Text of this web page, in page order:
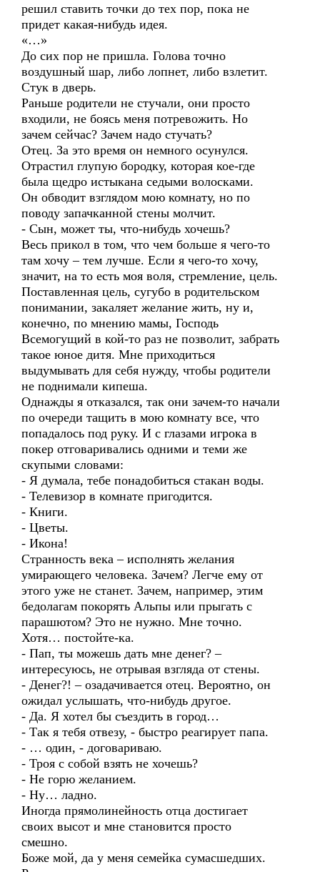
решил ставить точки до тех пор, пока не
придет какая-нибудь идея.
«…»
До сих пор не пришла. Голова точно
воздушный шар, либо лопнет, либо взлетит.
Стук в дверь.
Раньше родители не стучали, они просто
входили, не боясь меня потревожить. Но
зачем сейчас? Зачем надо стучать?
Отец. За это время он немного осунулся.
Отрастил глупую бородку, которая кое-где
была щедро истыкана седыми волосками.
Он обводит взглядом мою комнату, но по
поводу запачканной стены молчит.
- Сын, может ты, что-нибудь хочешь?
Весь прикол в том, что чем больше я чего-то
там хочу – тем лучше. Если я чего-то хочу,
значит, на то есть моя воля, стремление, цель.
Поставленная цель, сугубо в родительском
понимании, закаляет желание жить, ну и,
конечно, по мнению мамы, Господь
Всемогущий в кой-то раз не позволит, забрать
такое юное дитя. Мне приходиться
выдумывать для себя нужду, чтобы родители
не поднимали кипеша.
Однажды я отказался, так они зачем-то начали
по очереди тащить в мою комнату все, что
попадалось под руку. И с глазами игрока в
покер отговаривались одними и теми же
скупыми словами:
- Я думала, тебе понадобиться стакан воды.
- Телевизор в комнате пригодится.
- Книги.
- Цветы.
- Икона!
Странность века – исполнять желания
умирающего человека. Зачем? Легче ему от
этого уже не станет. Зачем, например, этим
бедолагам покорять Альпы или прыгать с
парашютом? Это не нужно. Мне точно.
Хотя… постойте-ка.
- Пап, ты можешь дать мне денег? –
интересуюсь, не отрывая взгляда от стены.
- Денег?! – озадачивается отец. Вероятно, он
ожидал услышать, что-нибудь другое.
- Да. Я хотел бы съездить в город…
- Так я тебя отвезу, - быстро реагирует папа.
- … один, - договариваю.
- Троя с собой взять не хочешь?
- Не горю желанием.
- Ну… ладно.
Иногда прямолинейность отца достигает
своих высот и мне становится просто
смешно.
Боже мой, да у меня семейка сумасшедших.